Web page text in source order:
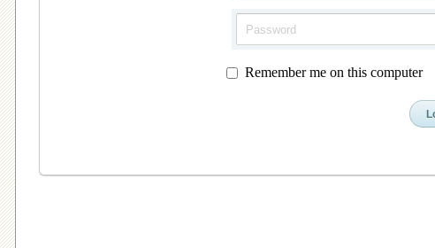
Remember me on this computer